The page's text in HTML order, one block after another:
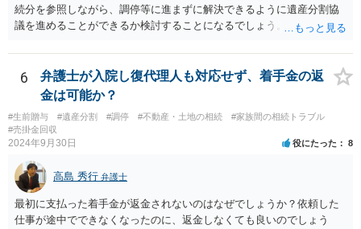
続分を参照しながら、調停等に進まずに解決できるように遺産分割協
議を進めることができるか検討することになるでしょう。少なくとも
遺産をまとめて現金でくれ】という要求に応じる必要はありません。
6
弁護士が入院し復代理人も対応せず、着手金の返
金は可能か？
#生前贈与 #遺産分割 #調停 #不動産・土地の相続
#家族間の相続トラブル
#売掛金回収
2024年9月30日 役にたった 8
高島 秀行 弁護士
最初に支払った着手金が返金されないのはなぜでしょうか？依頼した
仕事が途中でできなくなったのに、返金しなくても良いのでしょう